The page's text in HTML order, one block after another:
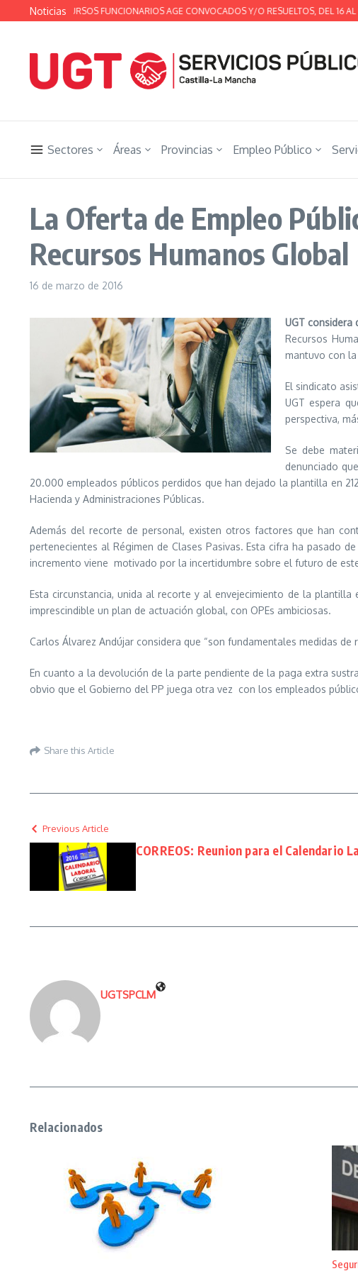
Saltar al contenido
Noticias
DE CONCURSOS FUNCIONARIOS AGE CONVOCADOS Y/O RESUELTOS, DEL 16 AL 31
Sectores Áreas Provincias Empleo Público
La Oferta de Empleo
Recursos Humanos Global
16 de marzo de 2016
UGT considera
Recursos
mantuvo con
El sindicato
UGT espera
perspectiva,
Se debe
denunciado
20.000 empleados públicos perdidos que han dejado la plantilla en
Hacienda y Administraciones Públicas.
Además del recorte de personal, existen otros factores que han
pertenecientes al Régimen de Clases Pasivas. Esta cifra ha pasado
incremento viene motivado por la incertidumbre sobre el futuro de
Esta circunstancia, unida al recorte y al envejecimiento de la
imprescindible un plan de actuación global, con OPEs ambiciosas.
Carlos Álvarez Andújar considera que “son fundamentales medidas
En cuanto a la devolución de la parte pendiente de la paga extra
obvio que el Gobierno del PP juega otra vez con los empleados
Share this Article
Previous Article
CORREOS: Reunion para el Calendario
UGTSPCLM
Relacionados